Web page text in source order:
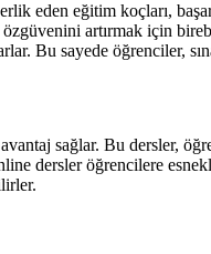
eden eğitim koçları,
artırmak için
Bu sayede öğrenciler,
sağlar. Bu dersler,
dersler öğrencilere